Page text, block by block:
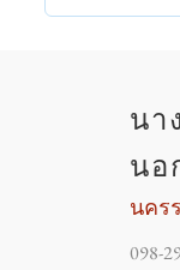
นา
นอ
นคร
098-